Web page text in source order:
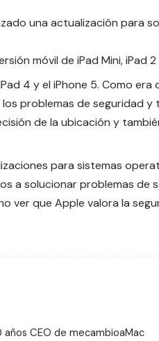
una actualización para
móvil de iPad Mini, iPad
4 y el iPhone 5. Como
problemas de seguridad
de la ubicación y
para sistemas
a solucionar problemas
ver que Apple valora la
años CEO de mecambioaMac